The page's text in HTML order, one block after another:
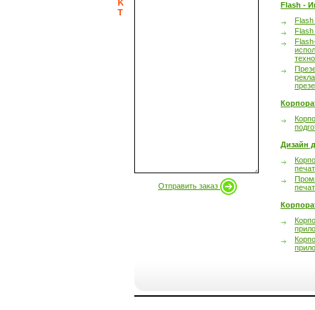
Отправить заказ
Flash -
Flash
Дизайн